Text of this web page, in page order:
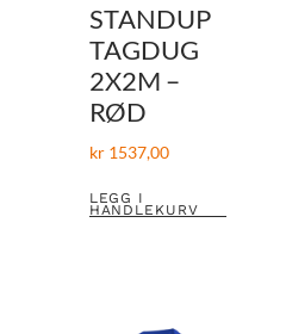
STANDUP
TAGDUG
2X2M –
RØD
kr1537,00
LEGG I
HANDLEKURV